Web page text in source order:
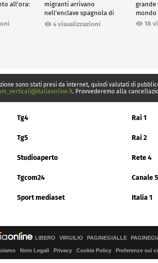
all'ora:
migranti arrivano
nell'enclave spagnola di
Ceuta4 visualizzazioni
grande
mondo
18
sono stati presi da internet, quindi valutati di
. Provvederemo alla
Tg4 Rai 1
Tg5 Rai 2
Studioaperto Rete 4
Tgcom24 Canale 5
Sport mediaset Italia 1
LIBERO VIRGILIO PAGINEGIALLE
Note Legali Privacy Cookie Policy Preferenze sui